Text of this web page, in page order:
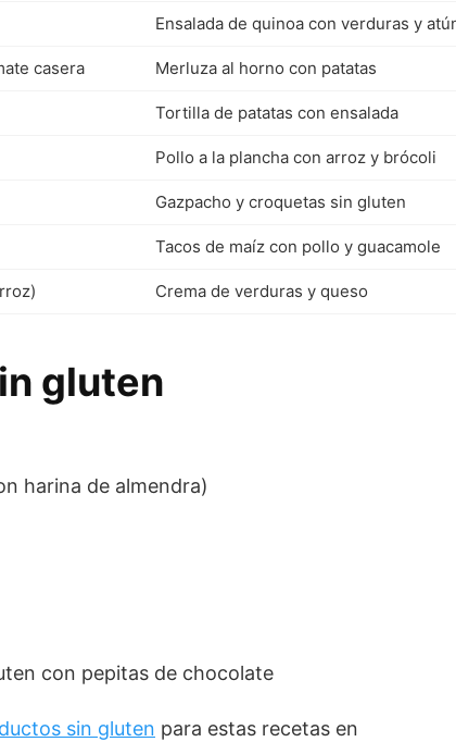
Ensalada de quinoa con verduras y
casera Merluza al horno con patatas
Tortilla de patatas con ensalada
Pollo a la plancha con arroz y brócoli
Gazpacho y croquetas sin gluten
Tacos de maíz con pollo y guacamole
Crema de verduras y queso
gluten
harina de almendra)
con pepitas de chocolate
sin gluten para estas recetas en